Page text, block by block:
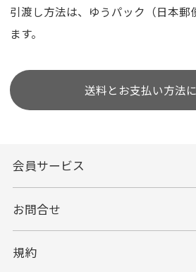
引渡し方法は、ゆうパック（日本郵
ます。
送料とお支払い方法
会員サービス
お問合せ
規約